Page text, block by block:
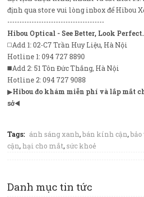
định qua store vui lòng inbox để Hibou
----------------------------------------
Hibou Optical - See Better, Look Perfect.
◻️Add 1: 02-C7 Trần Huy Liệu, Hà Nội
Hotline 1: 094 727 8890
◼️Add 2: 51 Tôn Đức Thắng, Hà Nội
Hotline 2: 094 727 9088
▶Hibou đo khám miễn phí và lắp mắt
sở◀️
Tags: ánh sáng xanh,bán kính cận,
cận, hại cho mắt, sức khoẻ
Danh mục tin tức